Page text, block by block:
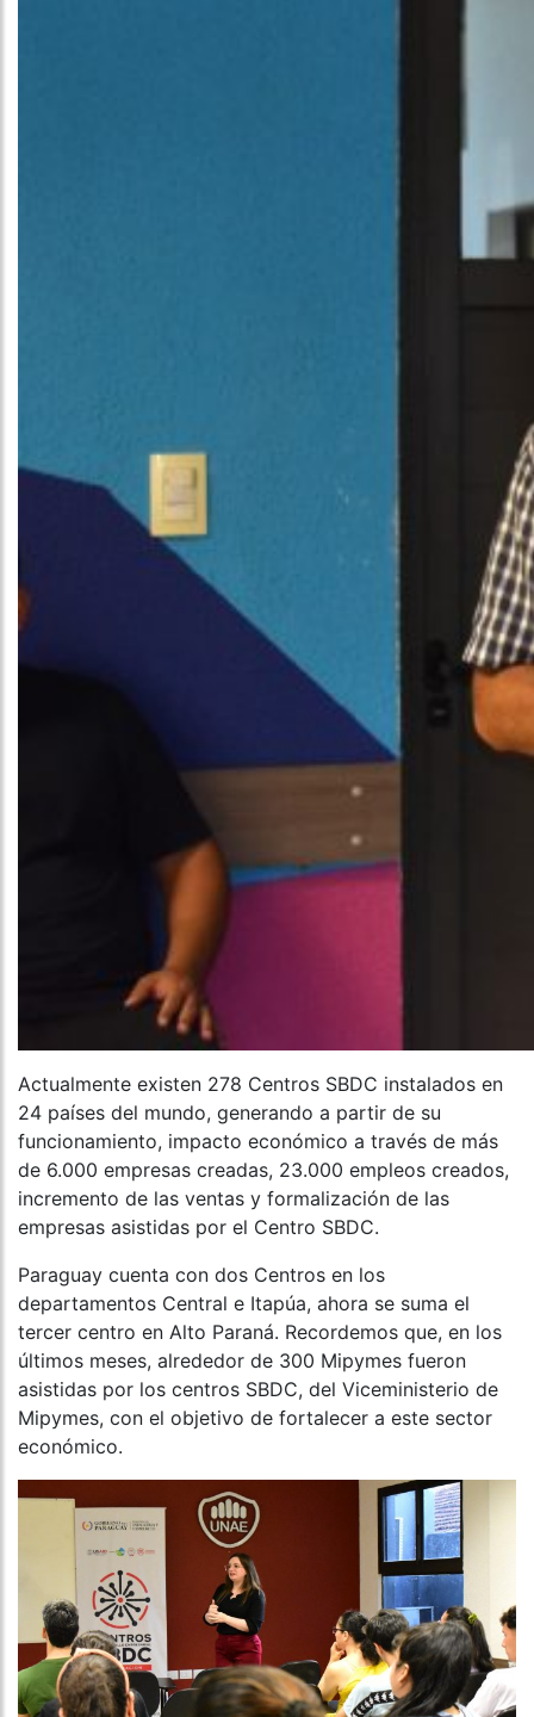
Actualmente existen 278 Centros SBDC instalados en
24 países del mundo, generando a partir de su
funcionamiento, impacto económico a través de más
de 6.000 empresas creadas, 23.000 empleos creados,
incremento de las ventas y formalización de las
empresas asistidas por el Centro SBDC.
Paraguay cuenta con dos Centros en los
departamentos Central e Itapúa, ahora se suma el
tercer centro en Alto Paraná. Recordemos que, en los
últimos meses, alrededor de 300 Mipymes fueron
asistidas por los centros SBDC, del Viceministerio de
Mipymes, con el objetivo de fortalecer a este sector
económico.